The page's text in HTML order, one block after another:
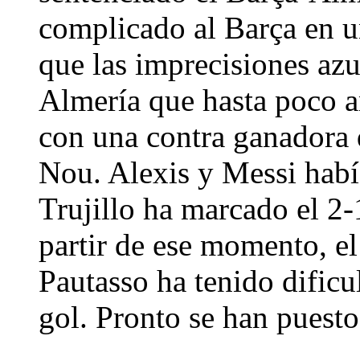
complicado al Barça en
que las imprecisiones
Almería que hasta poco
con una contra
Nou. Alexis y Messi
Trujillo ha marcado el 2-
partir de ese momento,
Pautasso ha tenido
gol. Pronto se han